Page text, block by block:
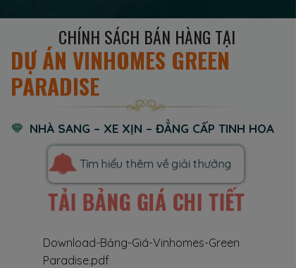
CHÍNH SÁCH BÁN HÀNG TẠI
DỰ ÁN VINHOMES GREEN
PARADISE
NHÀ SANG – XE XỊN – ĐẲNG CẤP TINH HOA
Tìm hiểu thêm về giải thưởng
Download-Bảng-Giá-Vinhomes-Green
Paradise.pdf
TẢI BẢNG GIÁ CHI TIẾT